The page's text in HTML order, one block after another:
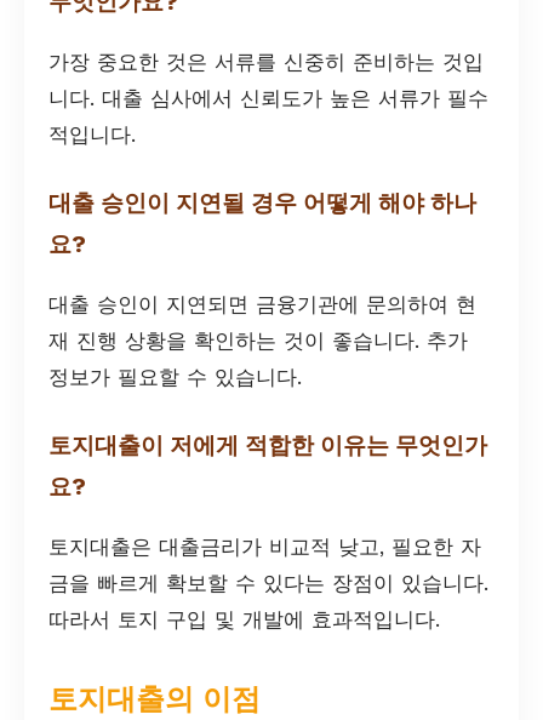
가장 중요한 것은 서류를 신중히 준비하는 것입
니다. 대출 심사에서 신뢰도가 높은 서류가 필수
적입니다.
대출 승인이 지연될 경우 어떻게 해야 하나
요?
대출 승인이 지연되면 금융기관에 문의하여 현
재 진행 상황을 확인하는 것이 좋습니다. 추가
정보가 필요할 수 있습니다.
토지대출이 저에게 적합한 이유는 무엇인가
요?
토지대출은 대출금리가 비교적 낮고, 필요한 자
금을 빠르게 확보할 수 있다는 장점이 있습니다.
따라서 토지 구입 및 개발에 효과적입니다.
토지대출의 이점